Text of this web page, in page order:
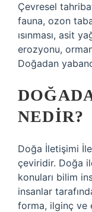
Çevresel
fauna, ozon
ısınması, asit
erozyonu,
Doğadan
NEDIR?
Doğa İletişimi
çeviridir. Doğa
konuları bilim
insanlar
forma, ilginç ve